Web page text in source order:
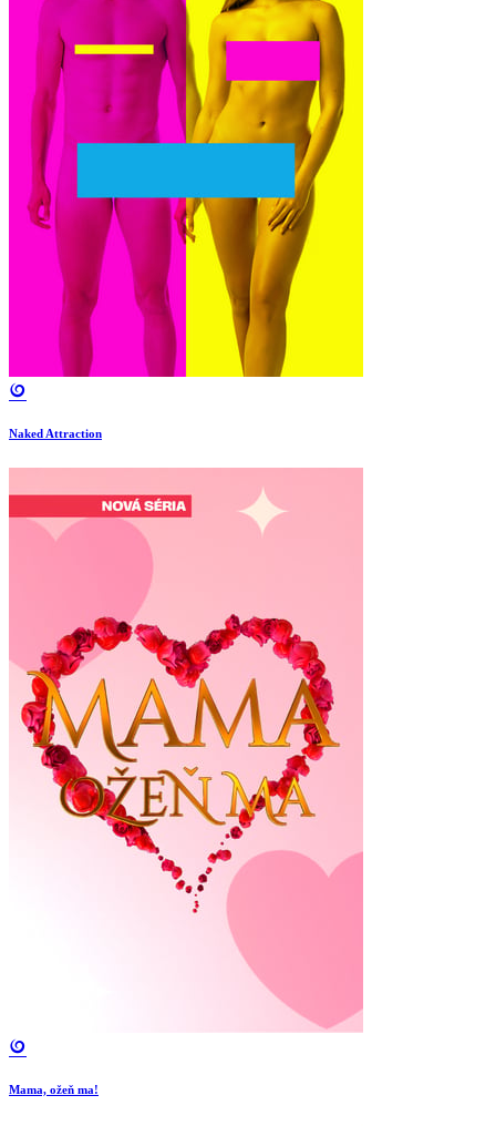
Naked Attraction
Mama, ožeň ma!